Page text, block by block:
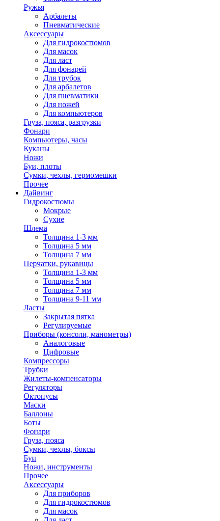
Ружья
Арбалеты
Пневматические
Аксессуары
Для гидрокостюмов
Для масок
Для ласт
Для фонарей
Для трубок
Для арбалетов
Для пневматики
Для ножей
Для компьютеров
Груза, пояса, разгрузки
Фонари
Компьютеры, часы
Куканы
Ножи
Буи, плоты
Сумки, чехлы, гермомешки
Прочее
Дайвинг
Гидрокостюмы
Мокрые
Сухие
Шлема
Толщина 1-3 мм
Толщина 5 мм
Толщина 7 мм
Перчатки, рукавицы
Толщина 1-3 мм
Толщина 5 мм
Толщина 7 мм
Толщина 9-11 мм
Ласты
Закрытая пятка
Регулируемые
Приборы (консоли, манометры)
Аналоговые
Цифровые
Компрессоры
Трубки
Жилеты-компенсаторы
Регуляторы
Октопусы
Маски
Баллоны
Боты
Фонари
Груза, пояса
Сумки, чехлы, боксы
Буи
Ножи, инструменты
Прочее
Аксессуары
Для приборов
Для гидрокостюмов
Для масок